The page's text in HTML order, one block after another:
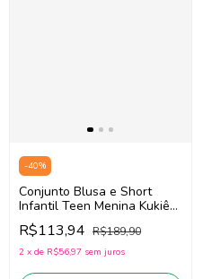
-40%
Conjunto Blusa e Short
Infantil Teen Menina Kukiê
88943 (Bege Claro/Lilás)
R$113,94 R$189,90
2 x de R$56,97 sem juros